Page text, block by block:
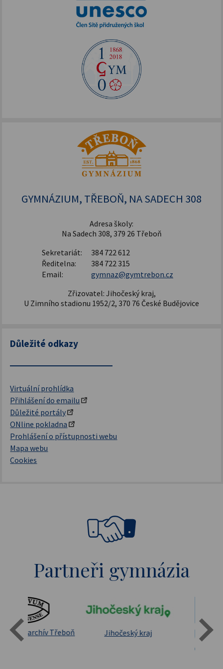
GYMNÁZIUM, TŘEBOŇ, NA SADECH 308
Adresa školy:
Na Sadech 308, 379 26 Třeboň
Sekretariát:
384 722 612
Ředitelna:
384 722 315
Email:
gymnaz@gymtrebon.cz
Zřizovatel: Jihočeský kraj,
U Zimního stadionu 1952/2, 370 76 České Budějovice
Důležité odkazy
Virtuální prohlídka
Přihlášení do emailu
Důležité portály
ONline pokladna
Prohlášení o přístupnosti webu
Mapa webu
Cookies
Partneři gymnázia
Státní oblastní archív Třeboň Jihočeský kraj